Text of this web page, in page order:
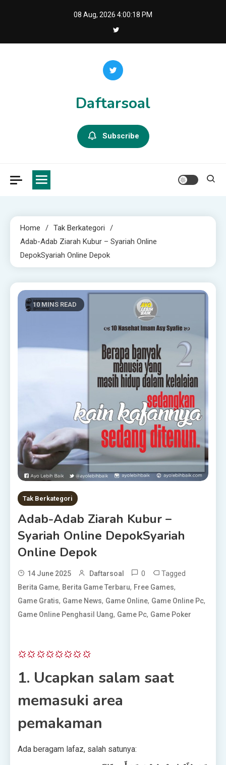
08 Aug, 2026 4:00:19 PM
Daftarsoal
Subscribe
Home
Tak Berkategori
Adab-Adab Ziarah Kubur – Syariah Online
DepokSyariah Online Depok
10 MINS READ
Tak Berkategori
Adab-Adab Ziarah Kubur –
Syariah Online DepokSyariah
Online Depok
14 June 2025 Daftarsoal 0 Tagged
Berita Game, Berita Game Terbaru, Free Games,
Game Gratis, Game News, Game Online, Game Online Pc,
Game Online Penghasil Uang, Game Pc, Game Poker
1. Ucapkan salam saat
memasuki area
pemakaman
Ada beragam lafaz, salah satunya: